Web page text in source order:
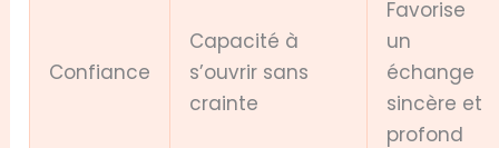
Confiance
Capacité à
s’ouvrir sans
crainte
Favorise
un
échange
sincère et
profond